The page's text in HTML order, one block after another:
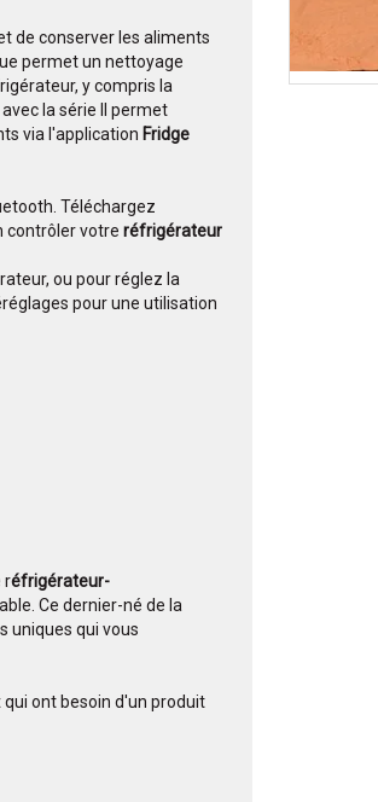
de conserver les aliments
permet un nettoyage
y compris la
la série II permet
via l'application Fridge
Téléchargez
contrôler votre réfrigérateur
ou pour réglez la
pour une utilisation
réfrigérateur-
Ce dernier-né de la
uniques qui vous
ont besoin d'un produit